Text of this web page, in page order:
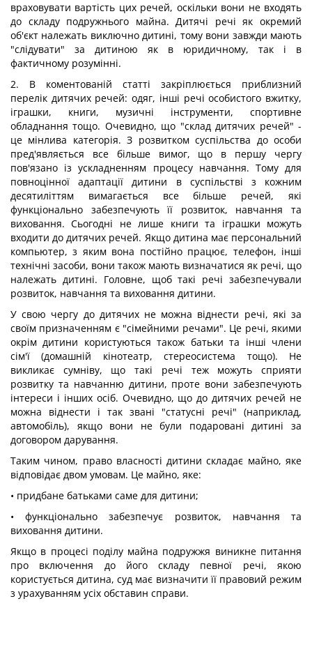
враховувати вартість цих речей, оскільки вони не входять
до складу подружнього майна. Дитячі речі як окремий
об'єкт належать виключно дитині, тому вони завжди мають
"слідувати" за дитиною як в юридичному, так і в
фактичному розумінні.
2. В коментованій статті закріплюється приблизний
перелік дитячих речей: одяг, інші речі особистого вжитку,
іграшки, книги, музичні інструменти, спортивне
обладнання тощо. Очевидно, що "склад дитячих речей" -
це мінлива категорія. З розвитком суспільства до особи
пред'являється все більше вимог, що в першу чергу
пов'язано із ускладненням процесу навчання. Тому для
повноцінної адаптації дитини в суспільстві з кожним
десятиліттям вимагається все більше речей, які
функціонально забезпечують її розвиток, навчання та
виховання. Сьогодні не лише книги та іграшки можуть
входити до дитячих речей. Якщо дитина має персональний
компьютер, з яким вона постійно працює, телефон, інші
технічні засоби, вони також мають визначатися як речі, що
належать дитині. Головне, щоб такі речі забезпечували
розвиток, навчання та виховання дитини.
У свою чергу до дитячих не можна віднести речі, які за
своїм призначенням є "сімейними речами". Це речі, якими
окрім дитини користуються також батьки та інші члени
сім'ї (домашній кінотеатр, стереосистема тощо). Не
викликає сумніву, що такі речі теж можуть сприяти
розвитку та навчанню дитини, проте вони забезпечують
інтереси і інших осіб. Очевидно, що до дитячих речей не
можна віднести і так звані "статусні речі" (наприклад,
автомобіль), якщо вони не були подаровані дитині за
договором дарування.
Таким чином, право власності дитини складає майно, яке
відповідає двом умовам. Це майно, яке:
• придбане батьками саме для дитини;
• функціонально забезпечує розвиток, навчання та
виховання дитини.
Якщо в процесі поділу майна подружжя виникне питання
про включення до його складу певної речі, якою
користується дитина, суд має визначити її правовий режим
з урахуванням усіх обставин справи.